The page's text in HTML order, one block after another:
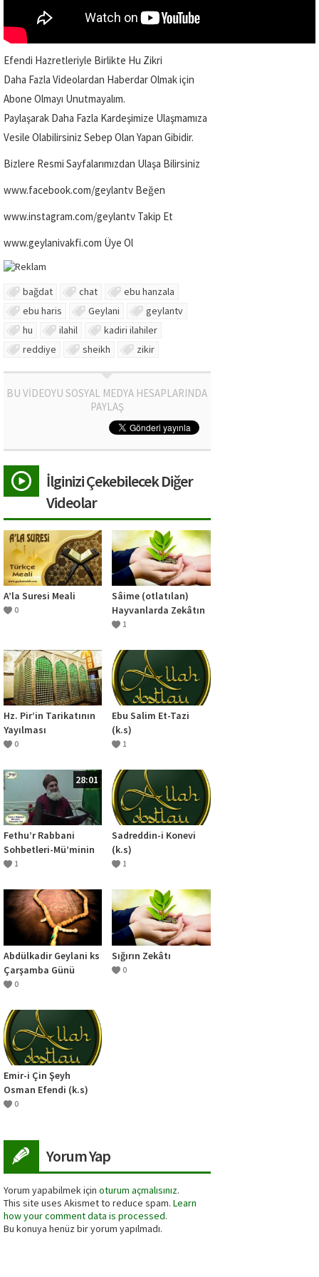
Efendi Hazretleriyle Birlikte Hu Zikri
Daha Fazla Videolardan Haberdar Olmak için
Abone Olmayı Unutmayalım.
Paylaşarak Daha Fazla Kardeşimize Ulaşmamıza
Vesile Olabilirsiniz Sebep Olan Yapan Gibidir.
Bizlere Resmi Sayfalarımızdan Ulaşa Bilirsiniz
www.facebook.com/geylantv Beğen
www.instagram.com/geylantv Takip Et
www.geylanivakfi.com Üye Ol
bağdat chat
ebu hanzala
ebu haris
Geylani
geylantv
hu
ilahil
kadiri ilahiler
reddiye
sheikh zikir
BU VİDEOYU SOSYAL MEDYA HESAPLARINDA
PAYLAŞ
İlginizi Çekebilecek Diğer
Videolar
A’la Suresi Meali
0
Sâime (otlatılan)
Hayvanlarda Zekâtın
Şartları
1
Hz. Pir’in Tarikatının
Yayılması
0
Ebu Salim Et-Tazi
(k.s)
1
28:01
Fethu’r Rabbani
Sohbetleri-Mü’minin
Dünyadaki Hali
1
Sadreddin-i Konevi
(k.s)
1
Abdülkadir Geylani ks
Çarşamba Günü
Salavatı
0
Sığırın Zekâtı
0
Emir-i Çin Şeyh
Osman Efendi (k.s)
0
Yorum Yap
Yorum yapabilmek için oturum açmalısınız.
This site uses Akismet to reduce spam. Learn
how your comment data is processed.
Bu konuya henüz bir yorum yapılmadı.